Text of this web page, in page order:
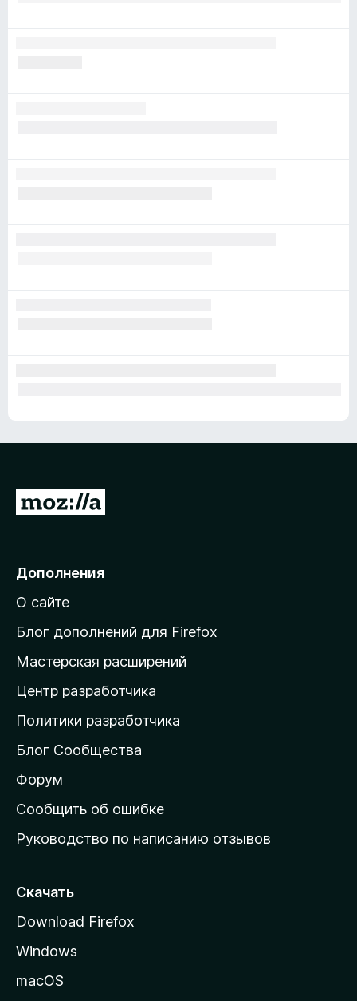
П
е
й
т
и
а
д
о
а
ш
н
ю
т
а
н
Дополнения
О сайте
Блог дополнений для Firefox
Мастерская расширений
Центр разработчика
Политики разработчика
Блог Сообщества
Форум
Сообщить об ошибке
Руководство по написанию отзывов
Скачать
Download Firefox
Windows
macOS